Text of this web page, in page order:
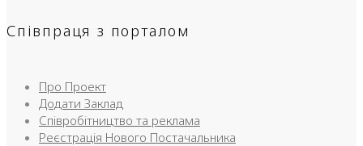
Співпраця з порталом
Про Проект
Додати Заклад
Співробітництво та реклама
Реєстрація Нового Постачальника